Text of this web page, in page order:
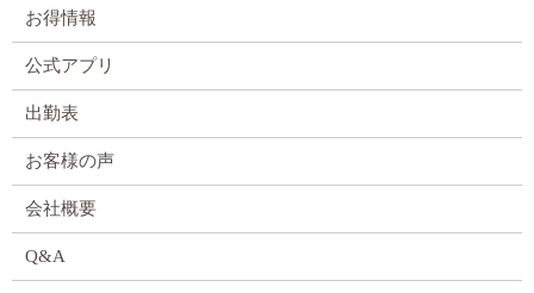
お得情報
公式アプリ
出勤表
お客様の声
会社概要
Q&A